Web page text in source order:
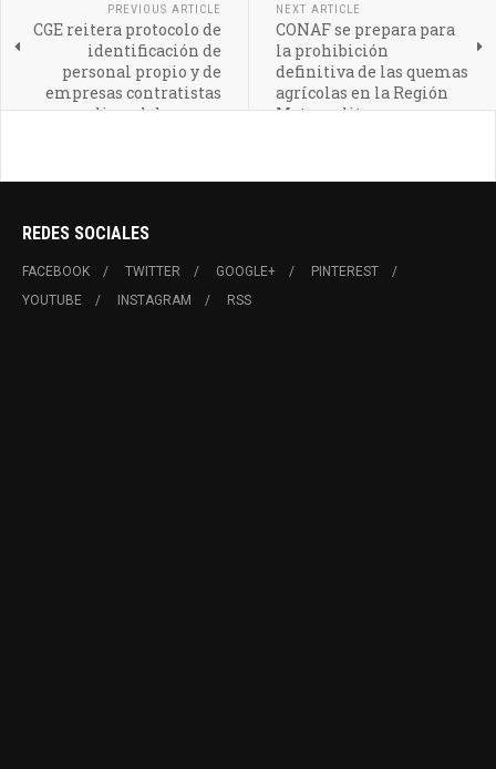
PREVIOUS ARTICLE
CGE reitera protocolo de
identificación de
personal propio y de
empresas contratistas
que realizan labores en
NEXT ARTICLE
CONAF se prepara para
la prohibición
definitiva de las quemas
agrícolas en la Región
Metropolitana
REDES SOCIALES
FACEBOOK TWITTER GOOGLE+
PINTEREST
YOUTUBE
INSTAGRAM RSS